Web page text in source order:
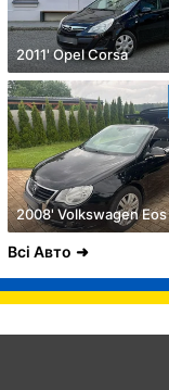
2011' Opel Corsa
2008' Volkswagen Eos
Всі Авто